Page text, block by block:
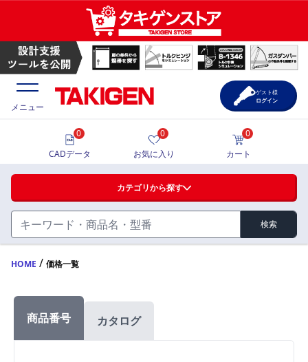
ハンドル・取手・つまみ・周辺機器
FA・A
FB・B
ファスナー・ラッチ錠・キャッチ・錠前装置・周
辺機器
価格一覧
製品カタログ
サポート・お問合せ
メニュー
カテゴリから探す
検索
0
CADデータ
0
お気に入り
0
カート
ゲスト様
ログイン
HOME / 価格一覧
商品番号 カタログ